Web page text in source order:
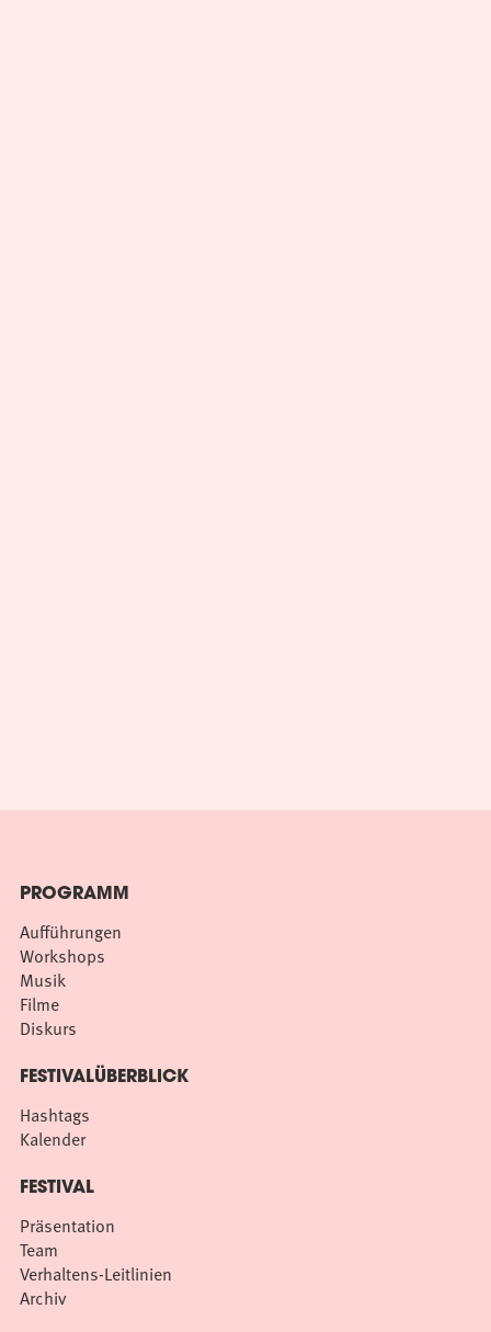
PROGRAMM
Aufführungen
Workshops
Musik
Filme
Diskurs
FESTIVALÜBERBLICK
Hashtags
Kalender
FESTIVAL
Präsentation
Team
Verhaltens-Leitlinien
Archiv